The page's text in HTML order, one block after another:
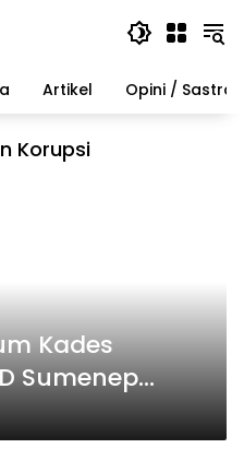
Artikel Opini / Sastra
Korupsi
Kades
Sumenep
Hingga